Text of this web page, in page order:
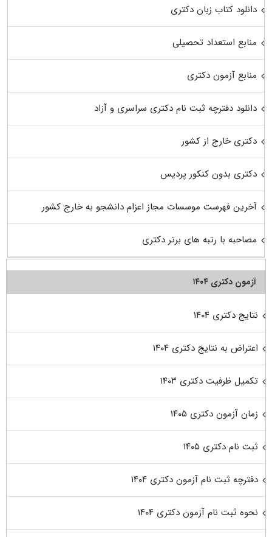
دانلود کتاب زبان دکتری
منابع استعداد تحصیلی
منابع آزمون دکتری
دانلود دفترچه ثبت نام دکتری سراسری و آزاد
دکتری خارج از کشور
دکتری بدون کنکور پردیس
آخرین فهرست موسسات مجاز اعزام دانشجو به خارج کشور
مصاحبه با رتبه های برتر دکتری
آزمون دکتری ۱۴۰۴
نتایج دکتری ۱۴۰۴
اعتراض به نتایج دکتری ۱۴۰۴
تکمیل ظرفیت دکتری ۱۴۰۳
زمان آزمون دکتری ۱۴۰۵
ثبت نام دکتری ۱۴۰۵
دفترچه ثبت نام آزمون دکتری ۱۴۰۴
نحوه ثبت نام آزمون دکتری ۱۴۰۴